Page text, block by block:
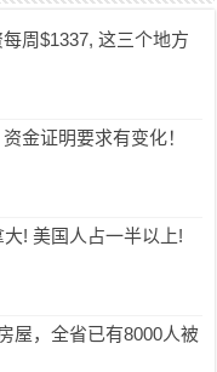
周$1337, 这三个地方
金证明要求有变化！
! 美国人占一半以上!
屋，全省已有8000人被